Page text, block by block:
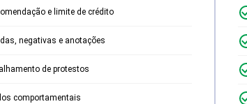
e limite de crédito
negativas e anotações
de protestos
comportamentais